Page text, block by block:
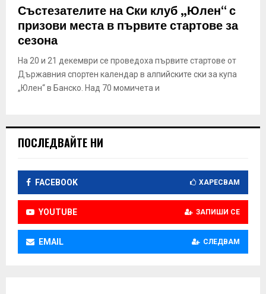
N
U
Състезателите на Ски клуб „Юлен“ с
призови места в първите стартове за
сезона
На 20 и 21 декември се проведоха първите стартове от
Държавния спортен календар в алпийските ски за купа
„Юлен“ в Банско. Над 70 момичета и
ПОСЛЕДВАЙТЕ НИ
FACEBOOK ХАРЕСВАМ
YOUTUBE ЗАПИШИ СЕ
EMAIL СЛЕДВАМ